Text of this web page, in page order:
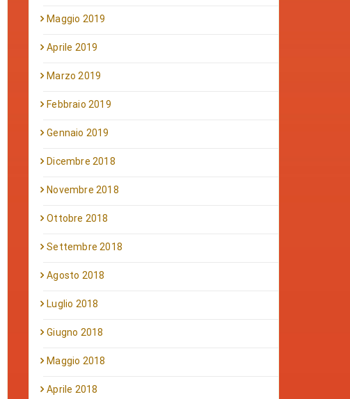
Maggio 2019
Aprile 2019
Marzo 2019
Febbraio 2019
Gennaio 2019
Dicembre 2018
Novembre 2018
Ottobre 2018
Settembre 2018
Agosto 2018
Luglio 2018
Giugno 2018
Maggio 2018
Aprile 2018